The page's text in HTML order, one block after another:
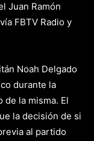
Juan Ramón
FBTV Radio y
Noah Delgado
durante la
de la misma. El
la decisión de si
al partido